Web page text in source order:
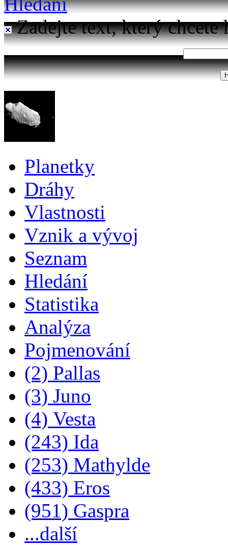
Zadejte text, který chcete
Planetky
Dráhy
Vlastnosti
Vznik a vývoj
Seznam
Hledání
Statistika
Analýza
Pojmenování
(2) Pallas
(3) Juno
(4) Vesta
(243) Ida
(253) Mathylde
(433) Eros
(951) Gaspra
...další